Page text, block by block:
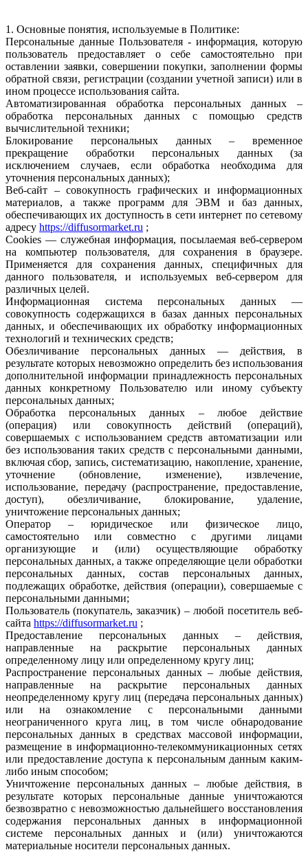
1. Основные понятия, используемые в Политике:
Персональные данные Пользователя - информация, которую
пользователь предоставляет о себе самостоятельно при
оставлении заявки, совершении покупки, заполнении формы
обратной связи, регистрации (создании учетной записи) или в
ином процессе использования сайта.
Автоматизированная обработка персональных данных –
обработка персональных данных с помощью средств
вычислительной техники;
Блокирование персональных данных – временное
прекращение обработки персональных данных (за
исключением случаев, если обработка необходима для
уточнения персональных данных);
Веб-сайт – совокупность графических и информационных
материалов, а также программ для ЭВМ и баз данных,
обеспечивающих их доступность в сети интернет по сетевому
адресу https://diffusormarket.ru ;
Сookies — служебная информация, посылаемая веб-сервером
на компьютер пользователя, для сохранения в браузере.
Применяется для сохранения данных, специфичных для
данного пользователя, и используемых веб-сервером для
различных целей.
Информационная система персональных данных —
совокупность содержащихся в базах данных персональных
данных, и обеспечивающих их обработку информационных
технологий и технических средств;
Обезличивание персональных данных — действия, в
результате которых невозможно определить без использования
дополнительной информации принадлежность персональных
данных конкретному Пользователю или иному субъекту
персональных данных;
Обработка персональных данных – любое действие
(операция) или совокупность действий (операций),
совершаемых с использованием средств автоматизации или
без использования таких средств с персональными данными,
включая сбор, запись, систематизацию, накопление, хранение,
уточнение (обновление, изменение), извлечение,
использование, передачу (распространение, предоставление,
доступ), обезличивание, блокирование, удаление,
уничтожение персональных данных;
Оператор – юридическое или физическое лицо,
самостоятельно или совместно с другими лицами
организующие и (или) осуществляющие обработку
персональных данных, а также определяющие цели обработки
персональных данных, состав персональных данных,
подлежащих обработке, действия (операции), совершаемые с
персональными данными;
Пользователь (покупатель, заказчик) – любой посетитель веб-
сайта https://diffusormarket.ru ;
Предоставление персональных данных – действия,
направленные на раскрытие персональных данных
определенному лицу или определенному кругу лиц;
Распространение персональных данных – любые действия,
направленные на раскрытие персональных данных
неопределенному кругу лиц (передача персональных данных)
или на ознакомление с персональными данными
неограниченного круга лиц, в том числе обнародование
персональных данных в средствах массовой информации,
размещение в информационно-телекоммуникационных сетях
или предоставление доступа к персональным данным каким-
либо иным способом;
Уничтожение персональных данных – любые действия, в
результате которых персональные данные уничтожаются
безвозвратно с невозможностью дальнейшего восстановления
содержания персональных данных в информационной
системе персональных данных и (или) уничтожаются
материальные носители персональных данных.